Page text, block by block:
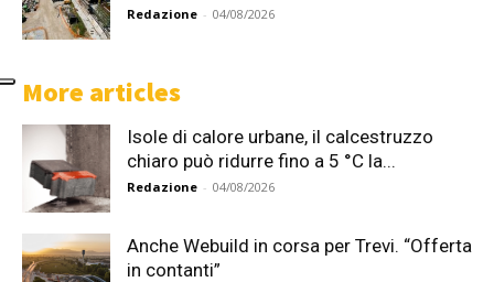
Redazione - 04/08/2026
More articles
Isole di calore urbane, il calcestruzzo
chiaro può ridurre fino a 5 °C la...
Redazione - 04/08/2026
Anche Webuild in corsa per Trevi. “Offerta
in contanti”